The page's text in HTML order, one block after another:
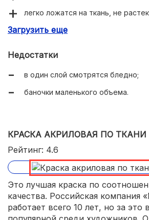
легко ложатся на ткань, не
водостойкие, не выгорают;
Загрузить еще
Недостатки
в один слой смотрятся бледно;
баночки маленького объема.
КРАСКА АКРИЛОВАЯ ПО
Рейтинг: 4.6
Это лучшая краска по
качества. Российская компания
работает всего 10 лет, но за это